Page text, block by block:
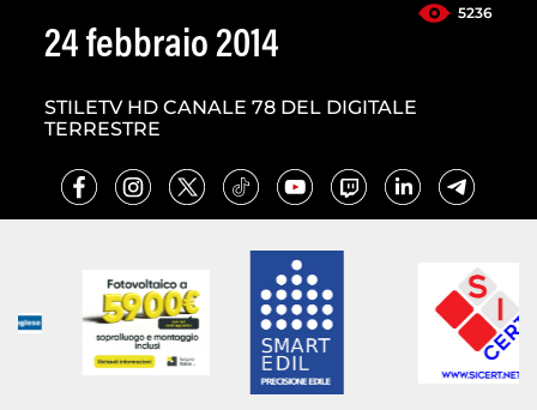
5236
24 febbraio 2014
STILETV HD CANALE 78 DEL DIGITALE
TERRESTRE